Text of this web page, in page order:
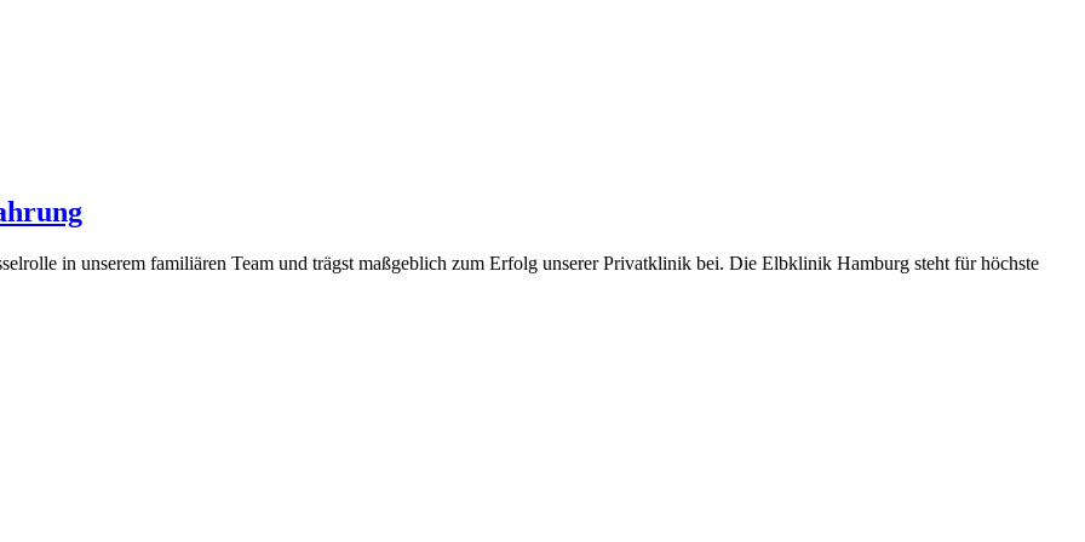
in unserem familiären Team und trägst maßgeblich zum Erfolg unserer Privatklinik bei. Die Elbklinik Hamburg steht für höchste